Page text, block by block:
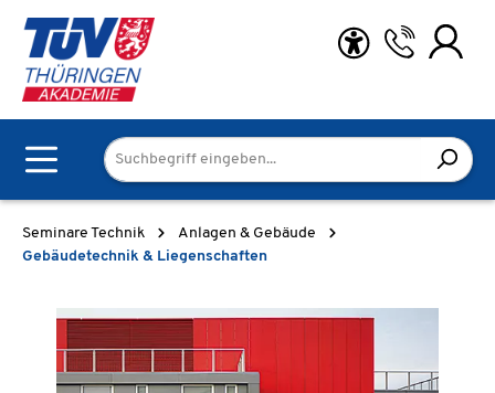
Zum Hauptinhalt springen
Seminare Technik
Anlagen & Gebäude
Gebäudetechnik & Liegenschaften
Bildergalerie überspringen